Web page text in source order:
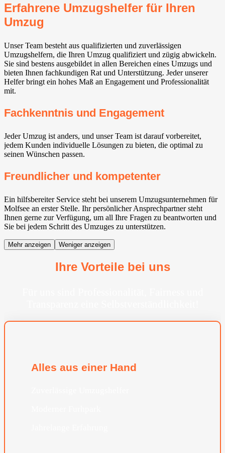
Erfahrene Umzugshelfer für Ihren
Umzug
Unser Team besteht aus qualifizierten und zuverlässigen
Umzugshelfern, die Ihren Umzug qualifiziert und zügig abwickeln.
Sie sind bestens ausgebildet in allen Bereichen eines Umzugs und
bieten Ihnen fachkundigen Rat und Unterstützung. Jeder unserer
Helfer bringt ein hohes Maß an Engagement und Professionalität
mit.
Fachkenntnis und Engagement
Jeder Umzug ist anders, und unser Team ist darauf vorbereitet,
jedem Kunden individuelle Lösungen zu bieten, die optimal zu
seinen Wünschen passen.
Freundlicher und kompetenter
Ein hilfsbereiter Service steht bei unserem Umzugsunternehmen für
Molfsee an erster Stelle. Ihr persönlicher Ansprechpartner steht
Ihnen gerne zur Verfügung, um all Ihre Fragen zu beantworten und
Sie bei jedem Schritt des Umzuges zu unterstützen.
Mehr anzeigen Weniger anzeigen
Ihre Vorteile bei uns
Alles aus einer Hand